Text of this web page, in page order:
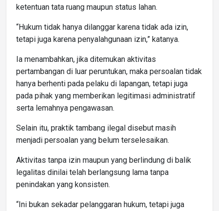
ketentuan tata ruang maupun status lahan.
“Hukum tidak hanya dilanggar karena tidak ada izin,
tetapi juga karena penyalahgunaan izin,” katanya.
Ia menambahkan, jika ditemukan aktivitas
pertambangan di luar peruntukan, maka persoalan tidak
hanya berhenti pada pelaku di lapangan, tetapi juga
pada pihak yang memberikan legitimasi administratif
serta lemahnya pengawasan.
Selain itu, praktik tambang ilegal disebut masih
menjadi persoalan yang belum terselesaikan.
Aktivitas tanpa izin maupun yang berlindung di balik
legalitas dinilai telah berlangsung lama tanpa
penindakan yang konsisten.
“Ini bukan sekadar pelanggaran hukum, tetapi juga